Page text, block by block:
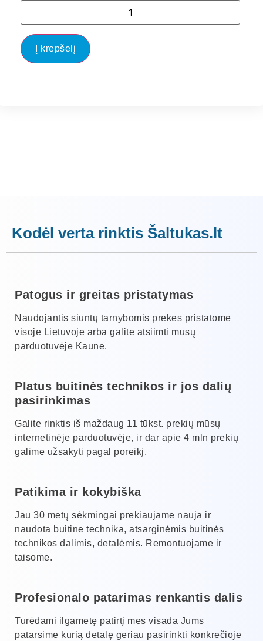
Į krepšelį
Kodėl verta rinktis Šaltukas.lt
Patogus ir greitas pristatymas
Naudojantis siuntų tarnybomis prekes pristatome
visoje Lietuvoje arba galite atsiimti mūsų
parduotuvėje Kaune.
Platus buitinės technikos ir jos dalių
pasirinkimas
Galite rinktis iš maždaug 11 tūkst. prekių mūsų
internetinėje parduotuvėje, ir dar apie 4 mln prekių
galime užsakyti pagal poreikį.
Patikima ir kokybiška
Jau 30 metų sėkmingai prekiaujame nauja ir
naudota buitine technika, atsarginėmis buitinės
technikos dalimis, detalėmis. Remontuojame ir
taisome.
Profesionalo patarimas renkantis dalis
Turėdami ilgametę patirtį mes visada Jums
patarsime kurią detalę geriau pasirinkti konkrečioje